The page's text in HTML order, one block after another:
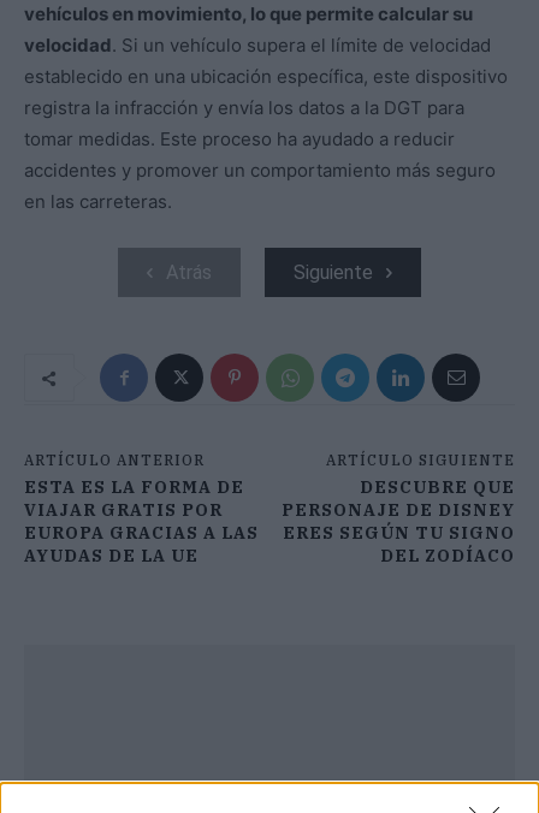
vehículos en movimiento, lo que permite calcular su
velocidad. Si un vehículo supera el límite de velocidad
establecido en una ubicación específica, este dispositivo
registra la infracción y envía los datos a la DGT para
tomar medidas. Este proceso ha ayudado a reducir
accidentes y promover un comportamiento más seguro
en las carreteras.
Atrás Siguiente
ARTÍCULO ANTERIOR
ESTA ES LA FORMA DE
VIAJAR GRATIS POR
EUROPA GRACIAS A LAS
AYUDAS DE LA UE
ARTÍCULO SIGUIENTE
DESCUBRE QUE
PERSONAJE DE DISNEY
ERES SEGÚN TU SIGNO
DEL ZODÍACO